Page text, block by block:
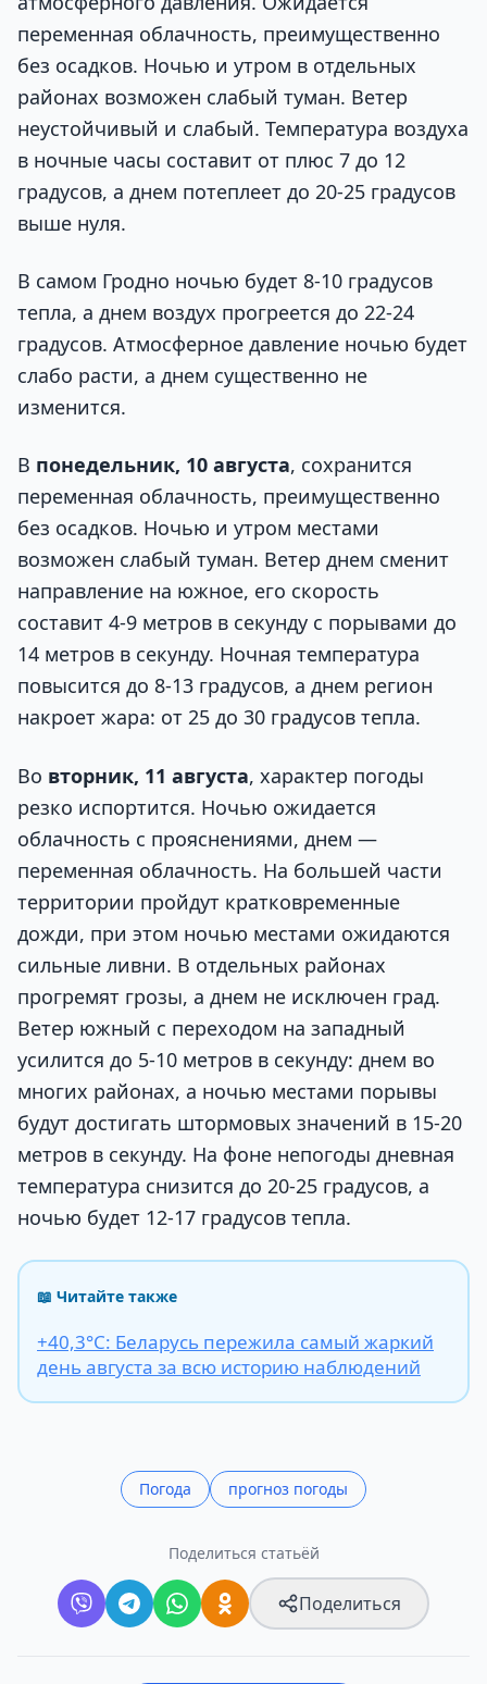
переменная облачность, преимущественно
без осадков. Ночью и утром в отдельных
районах возможен слабый туман. Ветер
неустойчивый и слабый. Температура воздуха
в ночные часы составит от плюс 7 до 12
градусов, а днем потеплеет до 20-25 градусов
выше нуля.
В самом Гродно ночью будет 8-10 градусов
тепла, а днем воздух прогреется до 22-24
градусов. Атмосферное давление ночью будет
слабо расти, а днем существенно не
изменится.
В понедельник, 10 августа, сохранится
переменная облачность, преимущественно
без осадков. Ночью и утром местами
возможен слабый туман. Ветер днем сменит
направление на южное, его скорость
составит 4-9 метров в секунду с порывами до
14 метров в секунду. Ночная температура
повысится до 8-13 градусов, а днем регион
накроет жара: от 25 до 30 градусов тепла.
Во вторник, 11 августа, характер погоды
резко испортится. Ночью ожидается
облачность с прояснениями, днем —
переменная облачность. На большей части
территории пройдут кратковременные
дожди, при этом ночью местами ожидаются
сильные ливни. В отдельных районах
прогремят грозы, а днем не исключен град.
Ветер южный с переходом на западный
усилится до 5-10 метров в секунду: днем во
многих районах, а ночью местами порывы
будут достигать штормовых значений в 15-20
метров в секунду. На фоне непогоды дневная
температура снизится до 20-25 градусов, а
ночью будет 12-17 градусов тепла.
📖 Читайте также
+40,3°С: Беларусь пережила самый жаркий
день августа за всю историю наблюдений
Погода прогноз погоды
Поделиться статьёй
Поделиться